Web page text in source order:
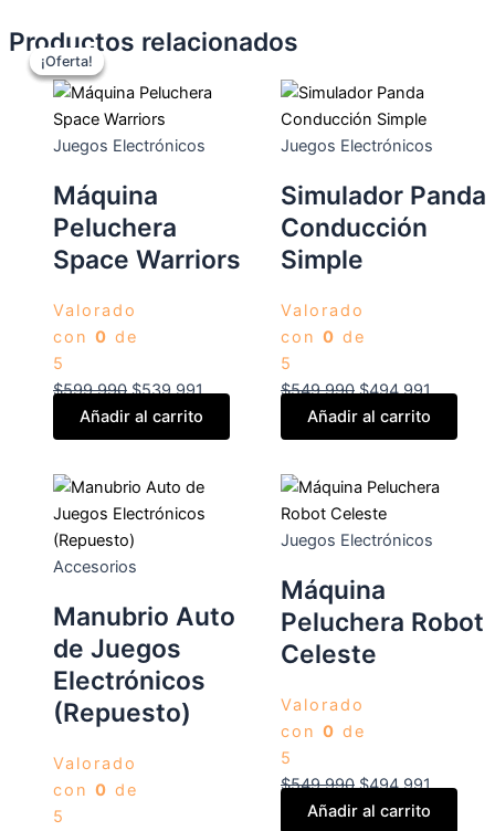
Productos relacionados
¡Oferta!
Juegos Electrónicos
Máquina
Peluchera
Space Warriors
Valorado
con 0 de
5
$599.990 $539.991
Añadir al carrito
¡Oferta!
Juegos Electrónicos
Simulador Panda
Conducción
Simple
Valorado
con 0 de
5
$549.990 $494.991
Añadir al carrito
Accesorios
Manubrio Auto
de Juegos
Electrónicos
(Repuesto)
Valorado
con 0 de
5
¡Oferta!
Juegos Electrónicos
Máquina
Peluchera Robot
Celeste
Valorado
con 0 de
5
$549.990 $494.991
Añadir al carrito